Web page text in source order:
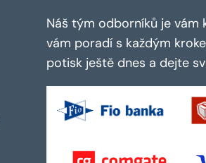
Náš tým odborníků je vám
vám poradí s každým
potisk ještě dnes a dejte